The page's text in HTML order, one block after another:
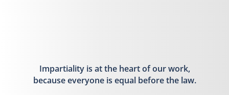
Impartiality is at the heart of our work,
because everyone is equal before the law.